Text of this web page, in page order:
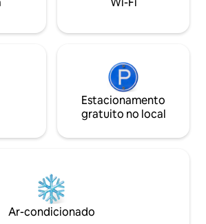
para animais de
lugar para relaxar.
Estacionamento
gratuito no local
Ar-condicionado